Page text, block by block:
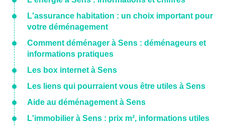
L'assurance habitation : un choix important pour
votre déménagement
Comment déménager à Sens : déménageurs et
informations pratiques
Les box internet à Sens
Les liens qui pourraient vous être utiles à Sens
Aide au déménagement à Sens
L'immobilier à Sens : prix m², informations utiles